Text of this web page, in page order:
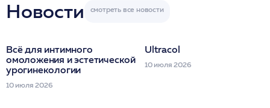
Новости
Всё для интимного
омоложения и эстетической
урогинекологии
10 июля 2026
Ultracol
10 июля 2026